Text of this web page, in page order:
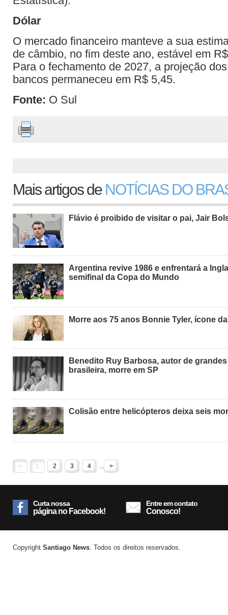
Dólar
O mercado financeiro manteve a sua
de câmbio, no fim deste ano, estável em
Para o fechamento de 2027, a projeção
bancos permaneceu em R$ 5,45.
Fonte: O Sul
Mais artigos de NOTÍCIAS DO
Flávio é proibido de visitar o pai, Jair
Argentina revive 1986 e enfrentará a
semifinal da Copa do Mundo
Morre aos 75 anos Bonnie Tyler, ícone
Benedito Ruy Barbosa, autor de
brasileira, morre em SP
Colisão entre helicópteros deixa seis
< 1 2 3 4 ... >
Curta nossa
página no Facebook!
Entre em contato
Conosco!
Copyright Santiago News. Todos os direitos reservados.